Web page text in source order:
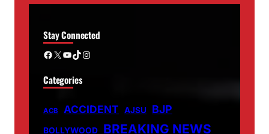
Stay Connected
Facebook X YouTube TikTok Instagram
Categories
ACB ACCIDENT AJSU BJP
BOLLYWOOD BREAKING NEWS